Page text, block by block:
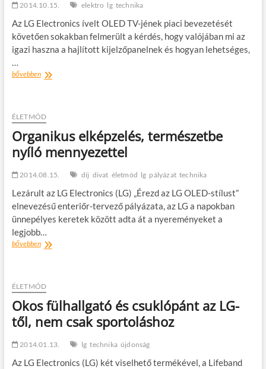
2014.10.15. elektro lg technika
Az LG Electronics ívelt OLED TV-jének piaci bevezetését
követően sokakban felmerült a kérdés, hogy valójában mi az
igazi haszna a hajlított kijelzőpanelnek és hogyan lehetséges,
…
bővebbenMiért
tévé?
Az
LG
elárulja
hajlított
OLED
TV-
jének
titkát
ÉLETMÓD
Organikus elképzelés, természetbe
nyíló mennyezettel
2014.08.15. díj divat életmód lg pályázat technika
Lezárult az LG Electronics (LG) „Érezd az LG OLED-stílust”
elnevezésű enteriőr-tervező pályázata, az LG a napokban
ünnepélyes keretek között adta át a nyereményeket a
legjobb…
bővebbenOrganikus
mennyezettel
ÉLETMÓD
Okos fülhallgató és csuklópánt az LG-
től, nem csak sportoláshoz
2014.01.13. lg technika újdonság
Az LG Electronics (LG) két viselhető termékével, a Lifeband